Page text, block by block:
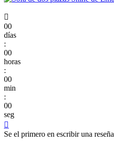

00
días
:
00
horas
:
00
min
:
00
seg

Se el primero en escribir una reseña